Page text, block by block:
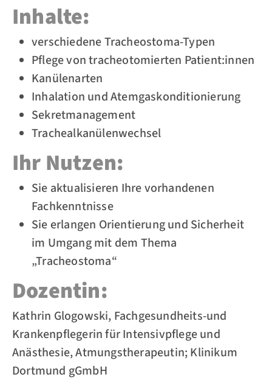
Inhalte:
verschiedene Tracheostoma-Typen
Pflege von tracheotomierten Patient:innen
Kanülenarten
Inhalation und Atemgaskonditionierung
Sekretmanagement
Trachealkanülenwechsel
Ihr Nutzen:
Sie aktualisieren Ihre vorhandenen
Fachkenntnisse
Sie erlangen Orientierung und Sicherheit
im Umgang mit dem Thema
„Tracheostoma“
Dozentin:
Kathrin Glogowski, Fachgesundheits-und
Krankenpflegerin für Intensivpflege und
Anästhesie, Atmungstherapeutin; Klinikum
Dortmund gGmbH